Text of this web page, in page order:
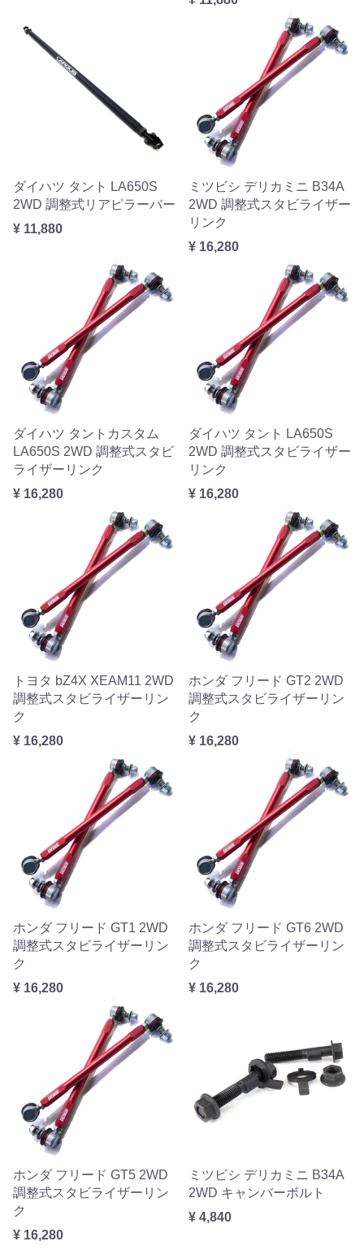
ダイハツ タント LA650S
2WD 調整式リアピラーバー
¥ 11,880
ミツビシ デリカミニ B34A
2WD 調整式スタビライザー
リンク
¥ 16,280
ダイハツ タントカスタム
LA650S 2WD 調整式スタビ
ライザーリンク
¥ 16,280
ダイハツ タント LA650S
2WD 調整式スタビライザー
リンク
¥ 16,280
トヨタ bZ4X XEAM11 2WD
調整式スタビライザーリン
ク
¥ 16,280
ホンダ フリード GT2 2WD
調整式スタビライザーリン
ク
¥ 16,280
ホンダ フリード GT1 2WD
調整式スタビライザーリン
ク
¥ 16,280
ホンダ フリード GT6 2WD
調整式スタビライザーリン
ク
¥ 16,280
ホンダ フリード GT5 2WD
調整式スタビライザーリン
ク
¥ 16,280
ミツビシ デリカミニ B34A
2WD キャンバーボルト
¥ 4,840